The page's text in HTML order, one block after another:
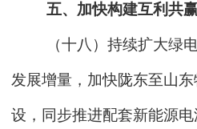
五、加快构建互利共
（十八）持续扩大绿
发展增量，加快陇东至山
设，同步推进配套新能源